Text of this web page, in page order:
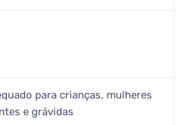
para crianças, mulheres
e grávidas